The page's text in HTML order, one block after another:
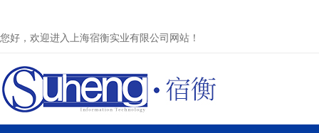
您好，欢迎进入上海宿衡实业有限公司网站！